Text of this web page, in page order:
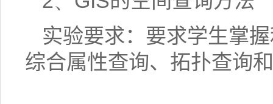
实验要求：要求学生掌
综合属性查询、拓扑查询和